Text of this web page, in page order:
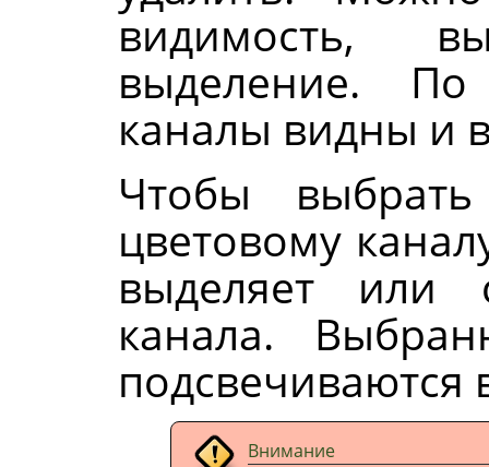
видимость,
выделение.
каналы видны и
Чтобы
цветовому
выделяет или
канала.
подсвечиваются
Внимание